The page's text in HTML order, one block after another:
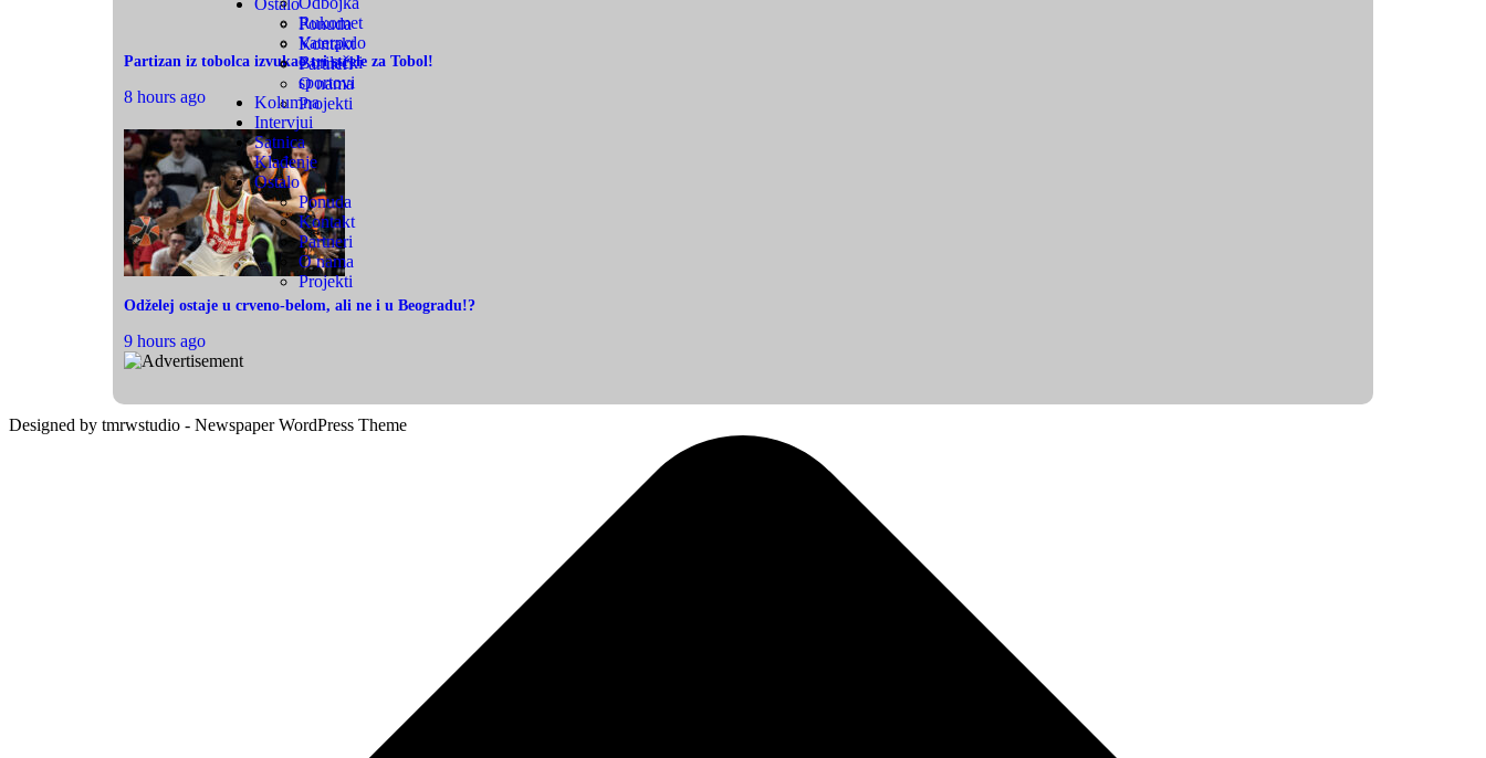
Ostalo
Ponuda
Kontakt
Partneri
O nama
Projekti
Rukomet
Vaterpolo
Borilački
sportovi
Kolumna
Intervjui
Satnica
Klađenje
Ostalo
Ponuda
Kontakt
Partneri
O nama
Projekti
Partizan iz tobolca izvukao tri strele za Tobol!
8 hours ago
Odželej ostaje u crveno-belom, ali ne i u Beogradu!?
9 hours ago
Designed by tmrwstudio - Newspaper WordPress Theme